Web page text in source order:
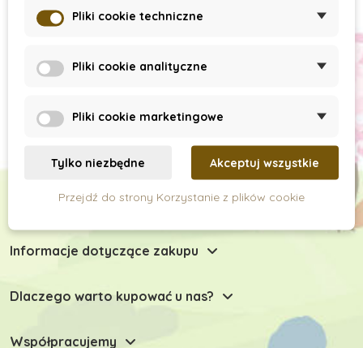
Subskrypcja newslettera
Chętnie Państwu doradzimy
Informacje dotyczące zakupu
Dlaczego warto kupować u nas?
Współpracujemy
Pliki cookie techniczne
Pliki cookie analityczne
Pliki cookie marketingowe
Tylko niezbędne Akceptuj wszystkie
Przejdź do strony Korzystanie z plików cookie